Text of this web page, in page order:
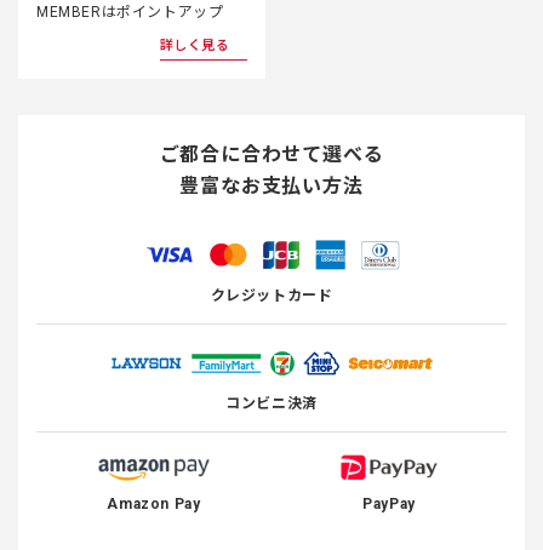
MEMBERはポイントアップ
詳しく見る
ご都合に合わせて選べる
豊富なお支払い方法
クレジットカード
コンビニ決済
Amazon Pay PayPay